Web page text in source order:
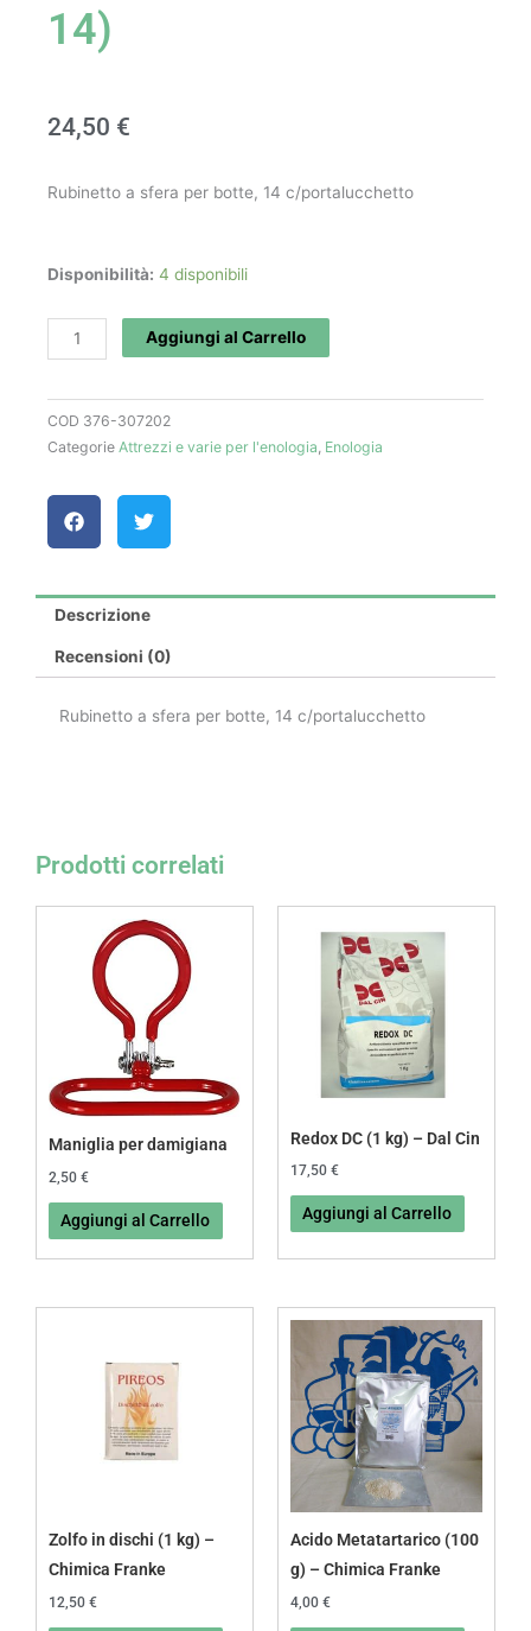
14)
24,50 €
Rubinetto a sfera per botte, 14 c/portalucchetto
Disponibilità: 4 disponibili
Rubinetto
(mm
14)
Aggiungi al Carrello
COD 376-307202
Categorie Attrezzi e varie per l'enologia Enologia
Descrizione
Recensioni (0)
Rubinetto a sfera per botte, 14 c/portalucchetto
Prodotti correlati
Maniglia per damigiana
2,50 €
Aggiungi al Carrello
Redox DC (1 kg) – Dal Cin
17,50 €
Aggiungi al Carrello
Zolfo in dischi (1 kg) –
Chimica Franke
12,50 €
Acido Metatartarico (100
g) – Chimica Franke
4,00 €